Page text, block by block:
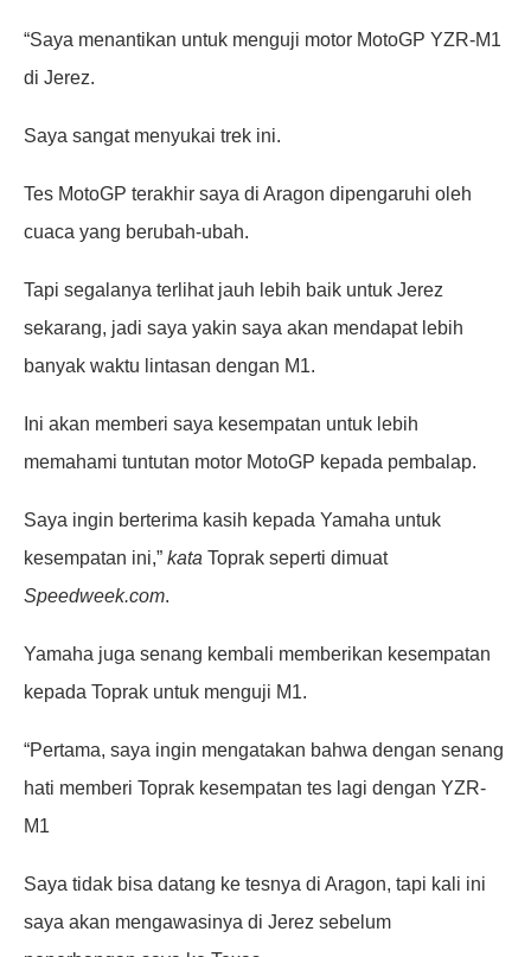
“Saya menantikan untuk menguji motor MotoGP YZR-M1
di Jerez.
Saya sangat menyukai trek ini.
Tes MotoGP terakhir saya di Aragon dipengaruhi oleh
cuaca yang berubah-ubah.
Tapi segalanya terlihat jauh lebih baik untuk Jerez
sekarang, jadi saya yakin saya akan mendapat lebih
banyak waktu lintasan dengan M1.
Ini akan memberi saya kesempatan untuk lebih
memahami tuntutan motor MotoGP kepada pembalap.
Saya ingin berterima kasih kepada Yamaha untuk
kesempatan ini,” kata Toprak seperti dimuat
Speedweek.com.
Yamaha juga senang kembali memberikan kesempatan
kepada Toprak untuk menguji M1.
“Pertama, saya ingin mengatakan bahwa dengan senang
hati memberi Toprak kesempatan tes lagi dengan YZR-
M1
Saya tidak bisa datang ke tesnya di Aragon, tapi kali ini
saya akan mengawasinya di Jerez sebelum